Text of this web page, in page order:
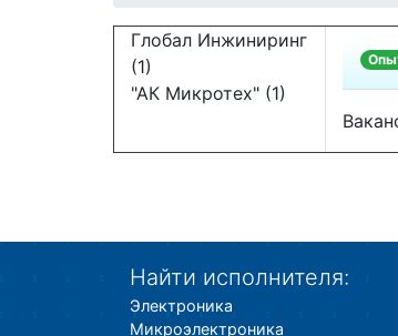
Глобал Инжиниринг
(1)
"АК Микротех" (1)
Найти исполнителя:
Электроника
Микроэлектроника